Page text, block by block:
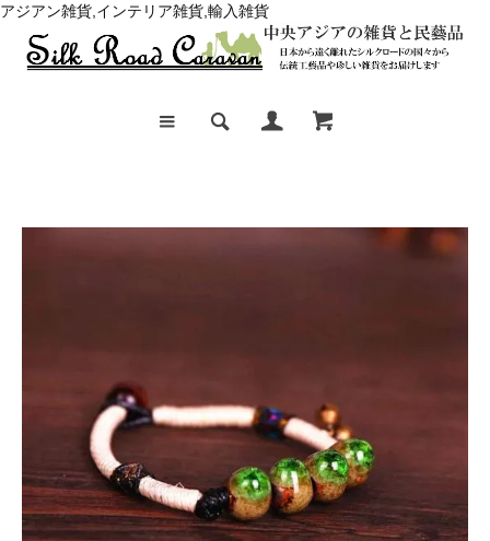
アジアン雑貨,インテリア雑貨,輸入雑貨